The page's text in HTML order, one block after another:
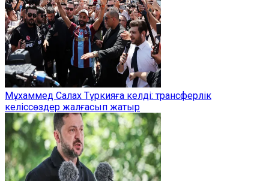
Мұхаммед Салах Түркияға келді: трансферлік
келіссөздер жалғасып жатыр